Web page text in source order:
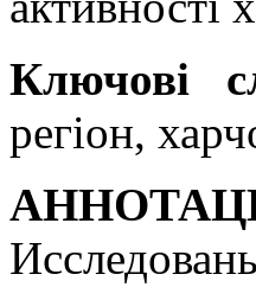
Ключові
регіон,